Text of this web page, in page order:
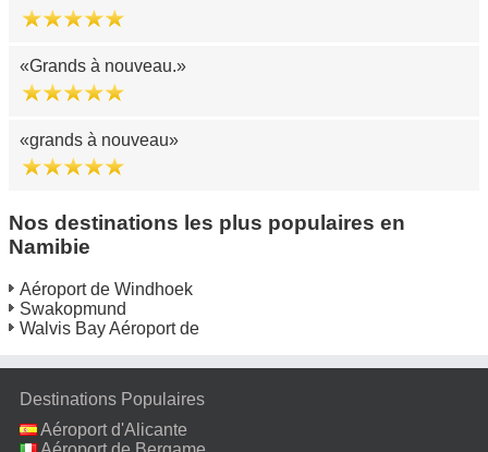
Grands à nouveau.
grands à nouveau
Nos destinations les plus populaires en
Namibie
Aéroport de Windhoek
Swakopmund
Walvis Bay Aéroport de
Destinations Populaires
Aéroport d'Alicante